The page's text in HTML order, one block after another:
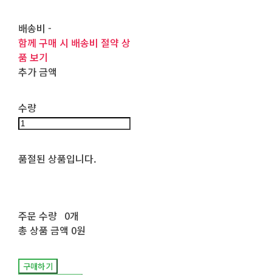
배송비 -
함께 구매 시 배송비 절약 상
품 보기
추가 금액
수량
품절된 상품입니다.
주문 수량 0개
총 상품 금액 0원
구매하기